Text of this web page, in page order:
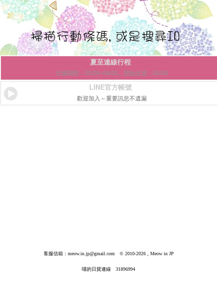
夏至連線行程
出國期間：05/26~06/05。開始出貨：06/09
LINE官方帳號
歡迎加入～重要訊息不遺漏